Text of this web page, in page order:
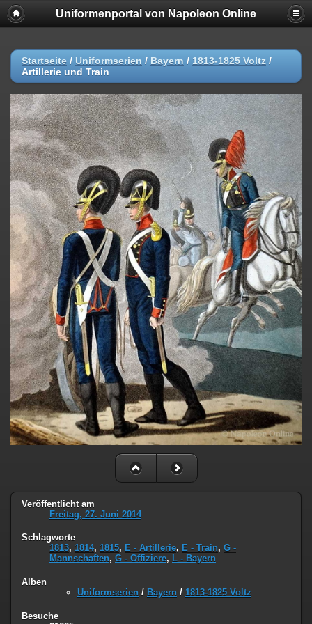
Uniformenportal von Napoleon Online
Startseite / Uniformserien / Bayern / 1813-1825 Voltz /
Artillerie und Train
Veröffentlicht am
Freitag, 27. Juni 2014
Schlagworte
1813, 1814, 1815, E - Artillerie, E - Train, G -
Mannschaften, G - Offiziere, L - Bayern
Alben
Uniformserien / Bayern / 1813-1825 Voltz
Besuche